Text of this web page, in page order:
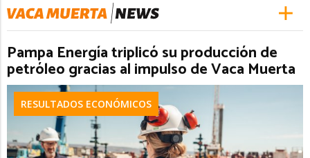
Pampa Energía triplicó su producción de
petróleo gracias al impulso de Vaca Muerta
RESULTADOS ECONÓMICOS